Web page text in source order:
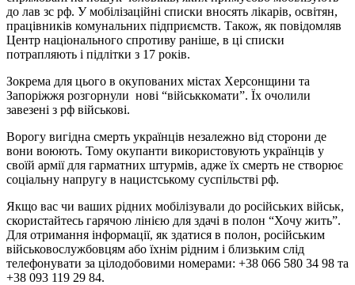
до лав зс рф. У мобілізаційні списки вносять лікарів, освітян,
працівників комунальних підприємств. Також, як повідомляв
Центр національного спротиву раніше, в ці списки
потрапляють і підлітки з 17 років.
Зокрема для цього в окупованих містах Херсонщини та
Запоріжжя розгорнули нові “військкомати”. Їх очолили
завезені з рф військові.
Ворогу вигідна смерть українців незалежно від сторони де
вони воюють. Тому окупанти використовують українців у
своїй армії для гарматних штурмів, адже їх смерть не створює
соціальну напругу в нацистському суспільстві рф.
Якщо вас чи ваших рідних мобілізували до російських військ,
скористайтесь гарячою лінією для здачі в полон “Хочу жить”.
Для отримання інформації, як здатися в полон, російським
військовослужбовцям або їхнім рідним і близьким слід
телефонувати за цілодобовими номерами: +38 066 580 34 98 та
+38 093 119 29 84.